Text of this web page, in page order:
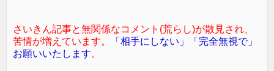
さいきん記事と無関係なコメント(荒らし)が散見され、
苦情が増えています。
「相手にしない」「完全無視で」
お願いいたします。